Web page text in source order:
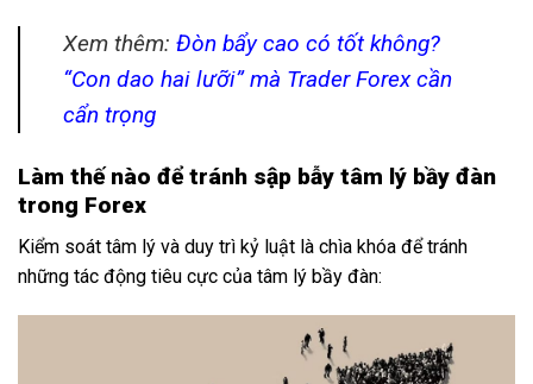
Xem thêm: Đòn bẩy cao có tốt không?
“Con dao hai lưỡi” mà Trader Forex cần
cẩn trọng
Làm thế nào để tránh sập bẫy tâm lý bầy đàn
trong Forex
Kiểm soát tâm lý và duy trì kỷ luật là chìa khóa để tránh
những tác động tiêu cực của tâm lý bầy đàn: